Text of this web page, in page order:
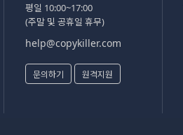
평일 10:00~17:00
(주말 및 공휴일 휴무)
help@copykiller.com
문의하기 원격지원